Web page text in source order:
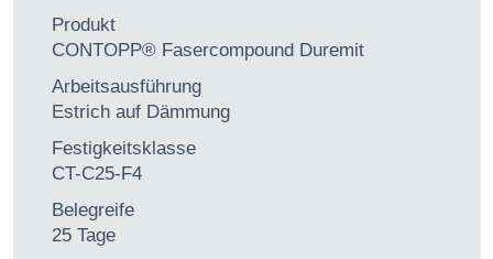
Produkt
CONTOPP® Fasercompound Duremit
Arbeitsausführung
Estrich auf Dämmung
Festigkeitsklasse
CT-C25-F4
Belegreife
25 Tage